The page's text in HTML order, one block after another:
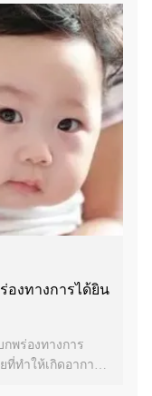
งจากการทดสอบ
งทางการได้ยิน
พร่องทางการ
ทำให้เกิดอาการหู